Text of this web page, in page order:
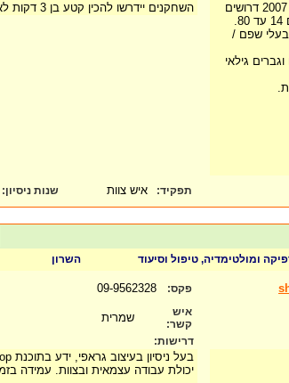
בעלי שפם /
גילאי
השחקנים יידרשו להכין קטע בן 3 דקות לאודישן.
תפקיד: איש צוות שנות ניסיון:
ומולטימדיה, טיפול וסיעוד השרון
פקס:
איש
קשר:
שמרית
דרישות:
בעל ניסיון בעיצוב גראפי, ידע בתוכנת photoshop ו flash .
יכולת עבודה עצמאית ובצוות. עמידה